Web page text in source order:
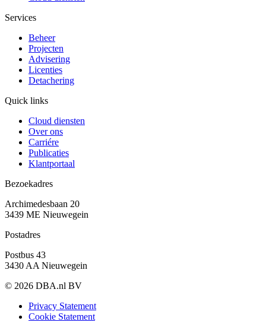
Services
Beheer
Projecten
Advisering
Licenties
Detachering
Quick links
Cloud diensten
Over ons
Carriére
Publicaties
Klantportaal
Bezoekadres
Archimedesbaan 20
3439 ME Nieuwegein
Postadres
Postbus 43
3430 AA Nieuwegein
© 2026 DBA.nl BV
Privacy Statement
Cookie Statement